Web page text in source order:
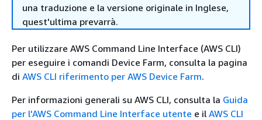
una traduzione e la versione originale in Inglese,
quest'ultima prevarrà.
Per utilizzare AWS Command Line Interface (AWS CLI)
per eseguire i comandi Device Farm, consulta la pagina
di AWS CLI riferimento per AWS Device Farm.
Per informazioni generali su AWS CLI, consulta la Guida
per l'AWS Command Line Interface utente e il AWS CLI